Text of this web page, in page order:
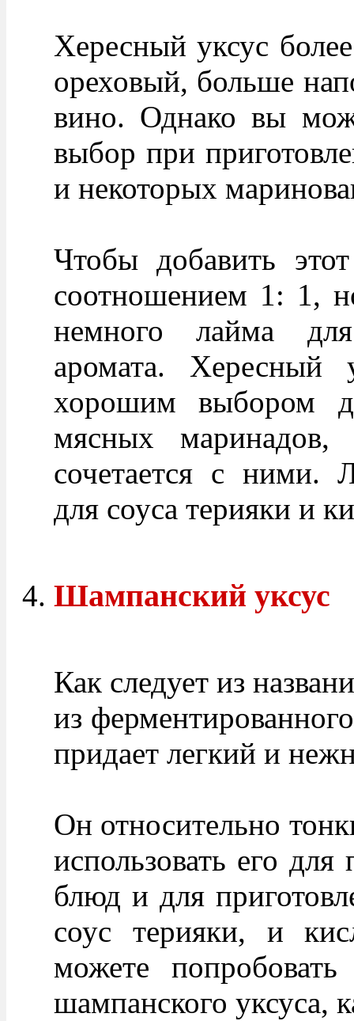
Хересный уксус
ореховый, больше
вино. Однако вы
выбор при
и некоторых
Чтобы добавить
соотношением 1: 1,
немного лайма
аромата. Хересный
хорошим выбором
мясных
сочетается с ними.
для соуса терияки и
Шампанский уксус
Как следует из
из
придает легкий и
Он относительно
использовать его для
блюд и для
соус терияки, и
можете
шампанского уксуса,